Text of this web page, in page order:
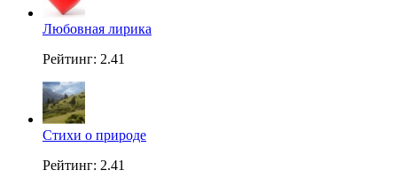
Любовная лирика
Рейтинг: 2.41
Стихи о природе
Рейтинг: 2.41